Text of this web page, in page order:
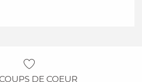
DE COEUR